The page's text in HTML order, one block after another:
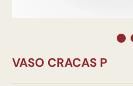
VASO CRACAS P